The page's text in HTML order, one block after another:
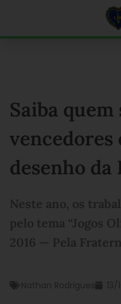
Saiba quem
vencedores
desenho da
Neste ano, os
pelo tema “Jogos
2016 — Pela
Nathan Rodrigues 13/